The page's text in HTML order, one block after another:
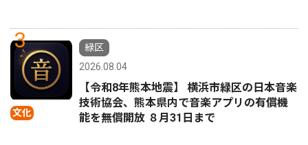
3
文化
緑区
2026.08.04
【令和8年熊本地震】 横浜市緑区の日本音楽
技術協会、熊本県内で音楽アプリの有償機
能を無償開放 ８月31日まで